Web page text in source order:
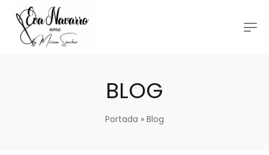
BLOG
Portada » Blog